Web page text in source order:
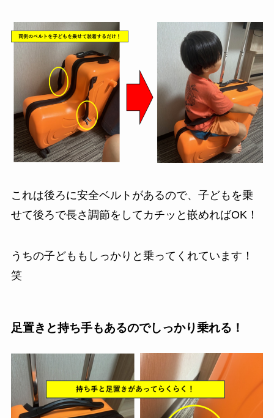
これは後ろに安全ベルトがあるので、子どもを乗
せて後ろで長さ調節をしてカチッと嵌めればOK！
うちの子どももしっかりと乗ってくれています！
笑
足置きと持ち手もあるのでしっかり乗れる！